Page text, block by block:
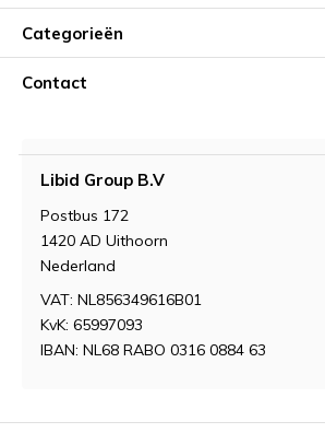
Categorieën
Contact
Libid Group B.V
Postbus 172
1420 AD Uithoorn
Nederland
VAT: NL856349616B01
KvK: 65997093
IBAN: NL68 RABO 0316 0884 63